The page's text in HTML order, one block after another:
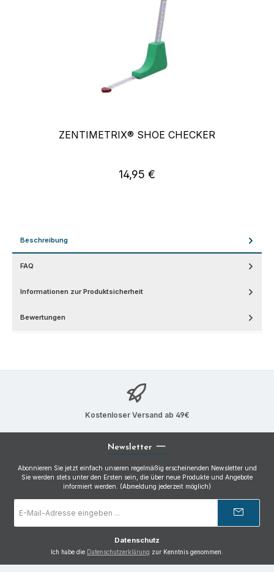
ZENTIMETRIX® SHOE CHECKER
Regulärer Preis:
14,95 €
Beschreibung
FAQ
Informationen zur Produktsicherheit
Bewertungen
Kostenloser Versand ab 49€
Newsletter
Abonnieren Sie jetzt einfach unseren regelmäßig erscheinenden Newsletter und
Sie werden stets unter den Ersten sein, die über neue Produkte und Angebote
informiert werden. (Abmeldung jederzeit möglich)
Mail-
Datenschutz
Ich habe die Datenschutzerklärung zur Kenntnis genommen.